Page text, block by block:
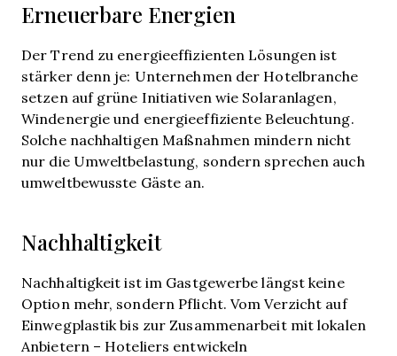
Erneuerbare Energien
Der Trend zu energieeffizienten Lösungen ist
stärker denn je: Unternehmen der Hotelbranche
setzen auf grüne Initiativen wie Solaranlagen,
Windenergie und energieeffiziente Beleuchtung.
Solche nachhaltigen Maßnahmen mindern nicht
nur die Umweltbelastung, sondern sprechen auch
umweltbewusste Gäste an.
Nachhaltigkeit
Nachhaltigkeit ist im Gastgewerbe längst keine
Option mehr, sondern Pflicht. Vom Verzicht auf
Einwegplastik bis zur Zusammenarbeit mit lokalen
Anbietern – Hoteliers entwickeln